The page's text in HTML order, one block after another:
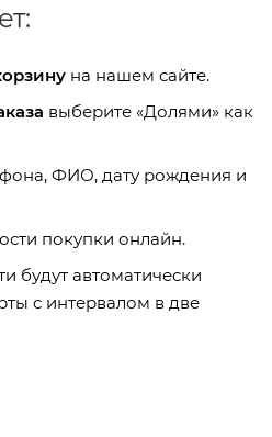
на нашем сайте.
выберите «Долями» как
ФИО, дату рождения и
покупки онлайн.
будут автоматически
с интервалом в две